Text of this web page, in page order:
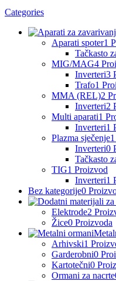
Categories
Aparati spoter1
Tačkasto
MIG/MAG4
Inverteri3
Trafo1
MMA (REL)2
Inverteri2
Multi aparati1
Inverteri1
Plazma sječenje
Inverteri0
Tačkasto
TIG1 Proizvod
Inverteri1
Bez kategorije0
Elektrode2
Žice0 Proizvoda
Arhivski1
Garderobni0
Kartotečni0
Ormani za nacrte